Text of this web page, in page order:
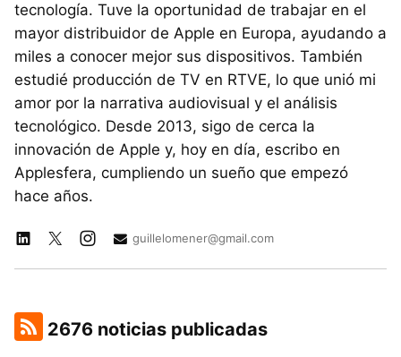
tecnología. Tuve la oportunidad de trabajar en el
mayor distribuidor de Apple en Europa, ayudando a
miles a conocer mejor sus dispositivos. También
estudié producción de TV en RTVE, lo que unió mi
amor por la narrativa audiovisual y el análisis
tecnológico. Desde 2013, sigo de cerca la
innovación de Apple y, hoy en día, escribo en
Applesfera, cumpliendo un sueño que empezó
hace años.
guillelomener@gmail.com
2676 noticias publicadas